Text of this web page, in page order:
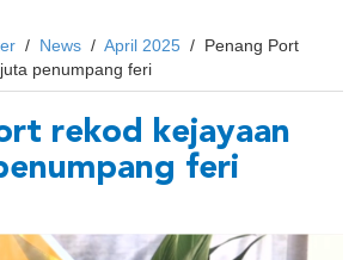
/ News / April 2025 / Penang Port
penumpang feri
rekod kejayaan
feri